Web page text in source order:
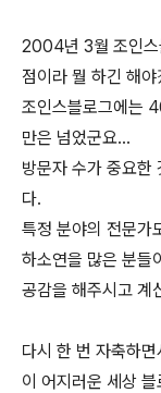
2004년 3월 조인스
점이라 뭘 하긴 해야
조인스블로그에는
만은 넘었군요...
방문자 수가 중요한
다.
특정 분야의 전문가
하소연을 많은 분들이
공감을 해주시고 계
다시 한 번 자축하
이 어지러운 세상